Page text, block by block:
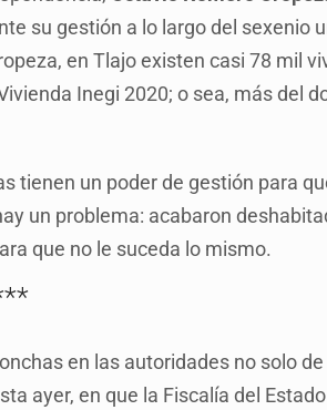
en Balcones de Oblatos
Cabezas Talavera
de vivienda en Mirador de San
2012
su gestión a lo largo del sexenio
en Tlajo existen casi 78 mil
Inegi 2020; o sea, más del
tienen un poder de gestión para
un problema: acabaron
que no le suceda lo mismo.
en las autoridades no solo
ayer, en que la Fiscalía del